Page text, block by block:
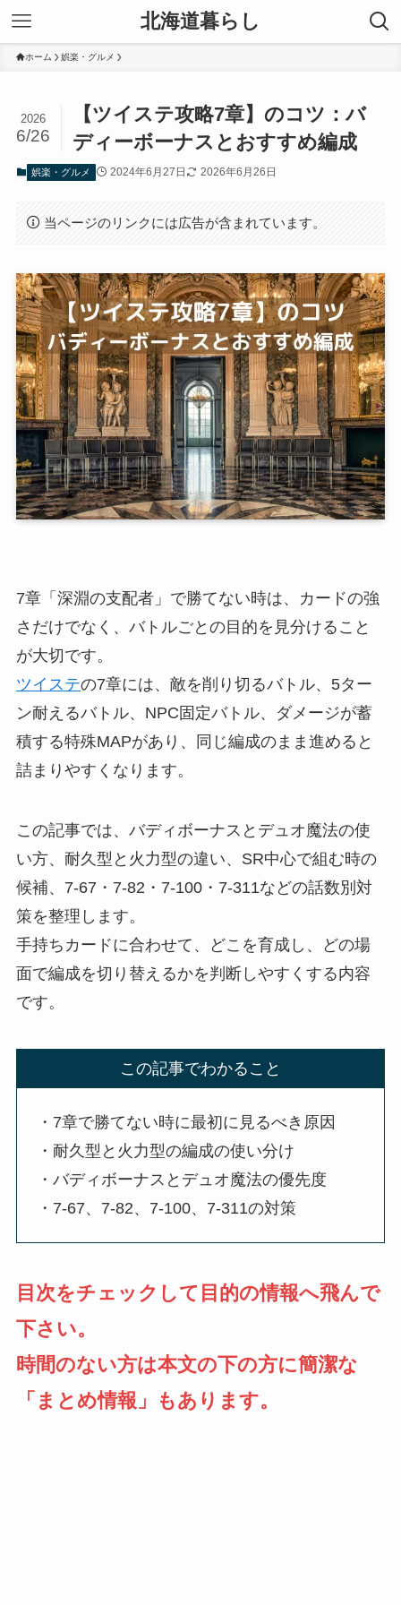
北海道暮らし
ホーム 娯楽・グルメ
【ツイステ攻略7章】のコツ：バ
ディーボーナスとおすすめ編成
2026
6/26
娯楽・グルメ 2024年6月27日 2026年6月26日
当ページのリンクには広告が含まれています。
7章「深淵の支配者」で勝てない時は、カードの強
さだけでなく、バトルごとの目的を見分けること
が大切です。
ツイステの7章には、敵を削り切るバトル、5ター
ン耐えるバトル、NPC固定バトル、ダメージが蓄
積する特殊MAPがあり、同じ編成のまま進めると
詰まりやすくなります。
この記事では、バディボーナスとデュオ魔法の使
い方、耐久型と火力型の違い、SR中心で組む時の
候補、7-67・7-82・7-100・7-311などの話数別対
策を整理します。
手持ちカードに合わせて、どこを育成し、どの場
面で編成を切り替えるかを判断しやすくする内容
です。
この記事でわかること
・7章で勝てない時に最初に見るべき原因
・耐久型と火力型の編成の使い分け
・バディボーナスとデュオ魔法の優先度
・7-67、7-82、7-100、7-311の対策
目次をチェックして目的の情報へ飛んで
下さい。
時間のない方は本文の下の方に簡潔な
「まとめ情報」もあります。